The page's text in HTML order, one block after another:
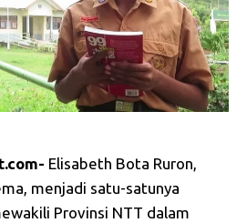
Elisabeth Bota Ruron,
menjadi satu-satunya
Provinsi NTT dalam